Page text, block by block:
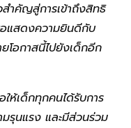
สำคัญสู่การเข้าถึงสิทธิ
แสดงความยินดีกับ
โอกาสนี้ไปยังเด็กอีก
ห้เด็กทุกคนได้รับการ
รุนแรง และมีส่วนร่วม